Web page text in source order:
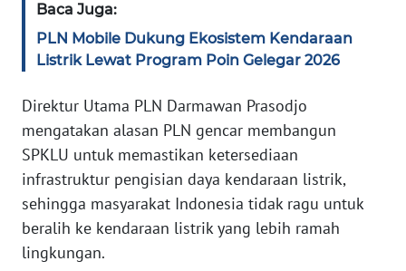
Baca Juga:
PLN Mobile Dukung Ekosistem Kendaraan
Listrik Lewat Program Poin Gelegar 2026
Direktur Utama PLN Darmawan Prasodjo
mengatakan alasan PLN gencar membangun
SPKLU untuk memastikan ketersediaan
infrastruktur pengisian daya kendaraan listrik,
sehingga masyarakat Indonesia tidak ragu untuk
beralih ke kendaraan listrik yang lebih ramah
lingkungan.
Wahana
Regional
WN
WN
JAKARTA
WN
JABAR